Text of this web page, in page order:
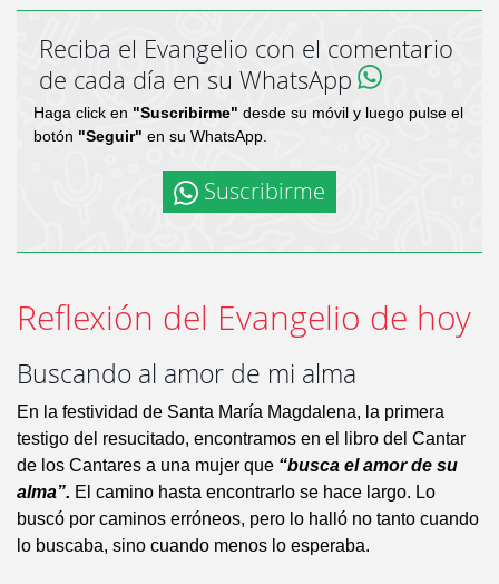
Reciba el Evangelio con el comentario
de cada día en su WhatsApp
Haga click en "Suscribirme" desde su móvil y luego pulse el
botón "Seguir" en su WhatsApp.
Suscribirme
Reflexión del Evangelio de hoy
Buscando al amor de mi alma
En la festividad de Santa María Magdalena, la primera
testigo del resucitado, encontramos en el libro del Cantar
de los Cantares a una mujer que “busca el amor de su
alma”. El camino hasta encontrarlo se hace largo. Lo
buscó por caminos erróneos, pero lo halló no tanto cuando
lo buscaba, sino cuando menos lo esperaba.